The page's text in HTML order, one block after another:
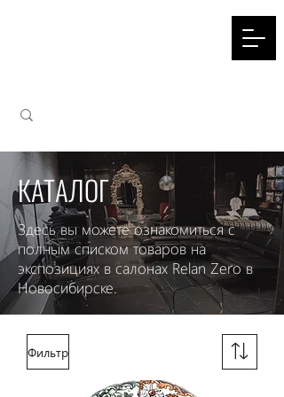
КАТАЛОГ
Здесь вы можете ознакомиться с
полным списком товаров на
экспозициях в салонах Relan Zero в
Новосибирске.
Фильтр